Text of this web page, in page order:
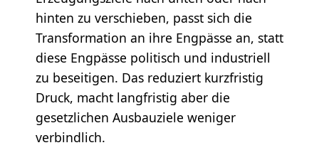
hinten zu verschieben, passt sich die
Transformation an ihre Engpässe an, statt
diese Engpässe politisch und industriell
zu beseitigen. Das reduziert kurzfristig
Druck, macht langfristig aber die
gesetzlichen Ausbauziele weniger
verbindlich.